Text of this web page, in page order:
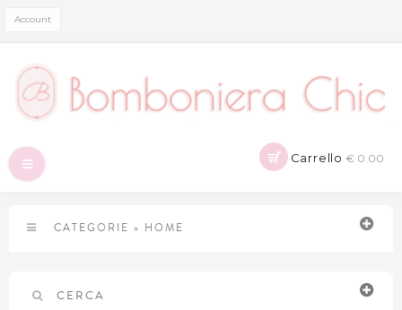
Account
Carrello € 0.00
Navigazione
Toggle
CATEGORIE » HOME
CERCA